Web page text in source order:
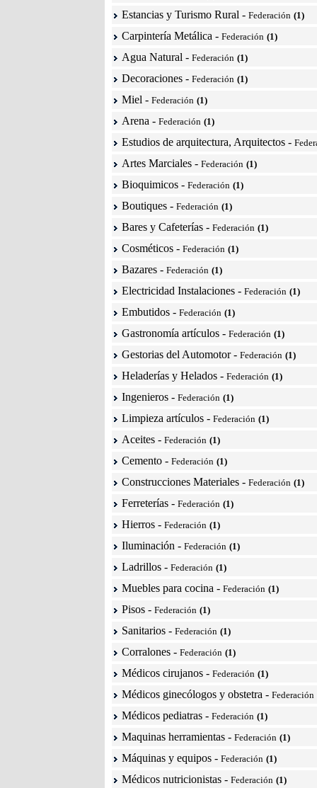
Estancias y Turismo Rural - Federación (1)
Carpintería Metálica - Federación (1)
Agua Natural - Federación (1)
Decoraciones - Federación (1)
Miel - Federación (1)
Arena - Federación (1)
Estudios de arquitectura, Arquitectos -
Artes Marciales - Federación (1)
Bioquimicos - Federación (1)
Boutiques - Federación (1)
Bares y Cafeterías - Federación (1)
Cosméticos - Federación (1)
Bazares - Federación (1)
Electricidad Instalaciones - Federación (1)
Embutidos - Federación (1)
Gastronomía artículos - Federación (1)
Gestorias del Automotor- Federación (1)
Heladerías y Helados - Federación (1)
Ingenieros - Federación (1)
Limpieza artículos - Federación (1)
Aceites - Federación (1)
Cemento - Federación (1)
Construcciones Materiales - Federación (1)
Ferreterías - Federación (1)
Hierros - Federación (1)
Iluminación - Federación (1)
Ladrillos - Federación (1)
Muebles para cocina - Federación (1)
Pisos - Federación (1)
Sanitarios - Federación (1)
Corralones - Federación (1)
Médicos cirujanos - Federación (1)
Médicos ginecólogos y obstetra - Federación
Médicos pediatras - Federación (1)
Maquinas herramientas - Federación (1)
Máquinas y equipos - Federación (1)
Médicos nutricionistas - Federación (1)